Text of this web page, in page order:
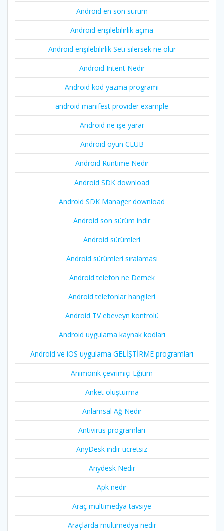
Android en son sürüm
Android erişilebilirlik açma
Android erişilebilirlik Seti silersek ne olur
Android Intent Nedir
Android kod yazma programı
android manifest provider example
Android ne işe yarar
Android oyun CLUB
Android Runtime Nedir
Android SDK download
Android SDK Manager download
Android son sürüm indir
Android sürümleri
Android sürümleri sıralaması
Android telefon ne Demek
Android telefonlar hangileri
Android TV ebeveyn kontrolü
Android uygulama kaynak kodları
Android ve iOS uygulama GELİŞTİRME programları
Animonik çevrimiçi Eğitim
Anket oluşturma
Anlamsal Ağ Nedir
Antivirüs programları
AnyDesk indir ücretsiz
Anydesk Nedir
Apk nedir
Araç multimedya tavsiye
Araçlarda multimedya nedir